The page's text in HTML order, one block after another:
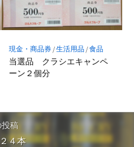
現金・商品券/生活用品/食品
当選品 クラシエキャンペ
ーン２個分
稿
４本